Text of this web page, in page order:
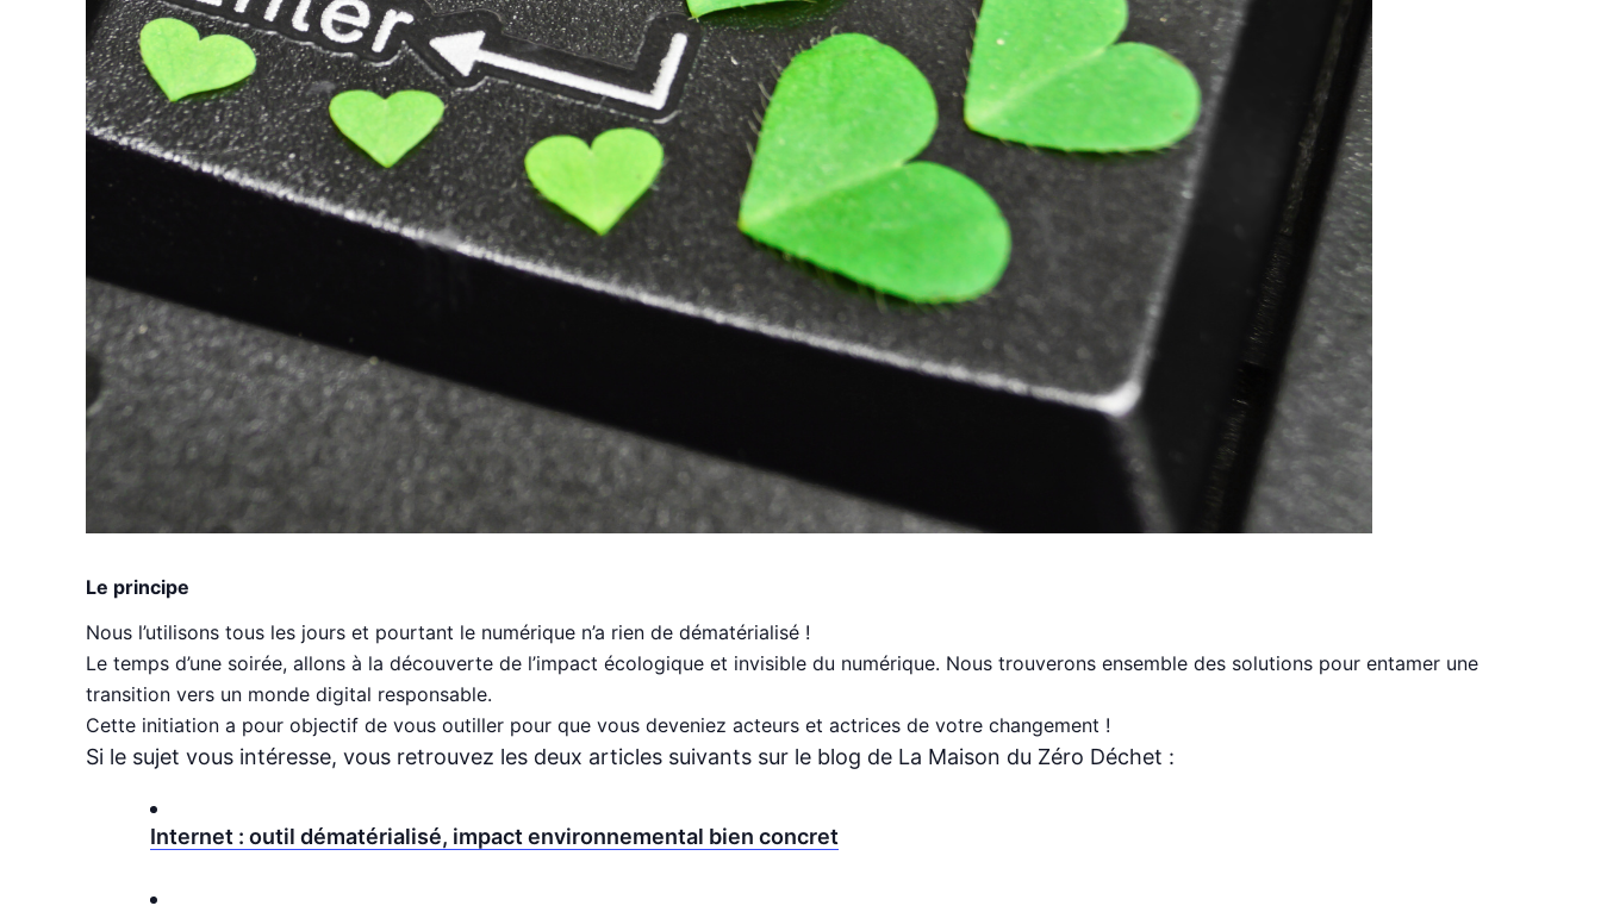
Le principe
Nous l’utilisons tous les jours et pourtant le numérique n’a rien de dématérialisé !
Le temps d’une soirée, allons à la découverte de l’impact écologique et invisible du numérique. Nous trouverons ensemble des solutions pour entamer une
transition vers un monde digital responsable.
Cette initiation a pour objectif de vous outiller pour que vous deveniez acteurs et actrices de votre changement !
Si le sujet vous intéresse, vous retrouvez les deux articles suivants sur le blog de La Maison du Zéro Déchet :
Internet : outil dématérialisé, impact environnemental bien concret